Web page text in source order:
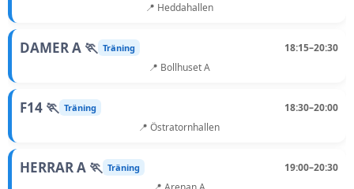
📍 Heddahallen
DAMER A 🏃 Träning
18:15–20:30
📍 Bollhuset A
F14 🏃 Träning
18:30–20:00
📍 Östratornhallen
HERRAR A 🏃 Träning
19:00–20:30